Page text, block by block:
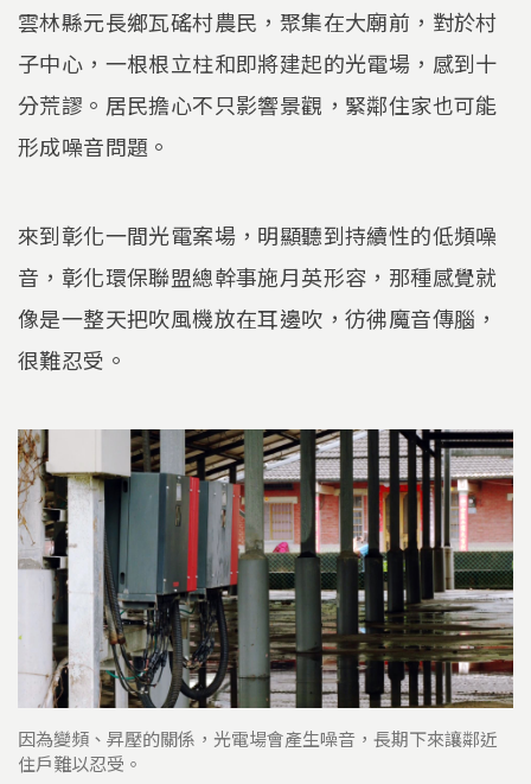
雲林縣元長鄉瓦磘村農民，聚集在大廟前，對於村
子中心，一根根立柱和即將建起的光電場，感到十
分荒謬。居民擔心不只影響景觀，緊鄰住家也可能
形成噪音問題。
來到彰化一間光電案場，明顯聽到持續性的低頻噪
音，彰化環保聯盟總幹事施月英形容，那種感覺就
像是一整天把吹風機放在耳邊吹，彷彿魔音傳腦，
很難忍受。
因為變頻、昇壓的關係，光電場會產生噪音，長期下來讓鄰近
住戶難以忍受。